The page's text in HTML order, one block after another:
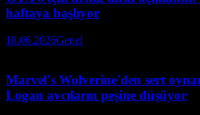
haftaya başlıyor
18.06.2026Genel
Marvel's Wolverine'den sert
Logan avcıların peşine düşüyor